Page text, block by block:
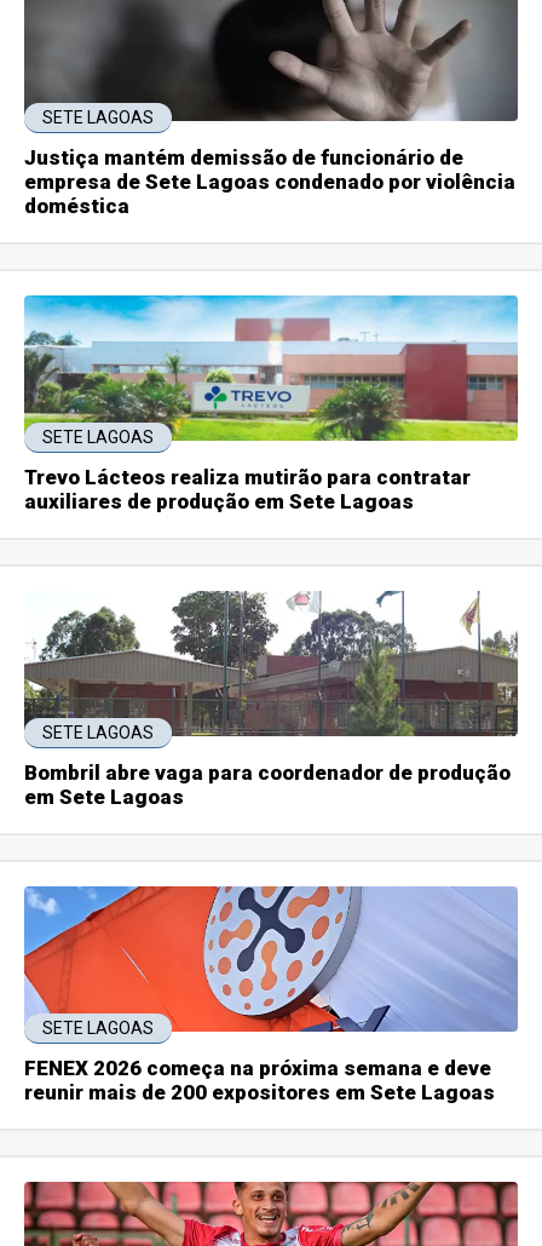
SETE LAGOAS
Justiça mantém demissão de funcionário de
empresa de Sete Lagoas condenado por violência
doméstica
SETE LAGOAS
Trevo Lácteos realiza mutirão para contratar
auxiliares de produção em Sete Lagoas
SETE LAGOAS
Bombril abre vaga para coordenador de produção
em Sete Lagoas
SETE LAGOAS
FENEX 2026 começa na próxima semana e deve
reunir mais de 200 expositores em Sete Lagoas